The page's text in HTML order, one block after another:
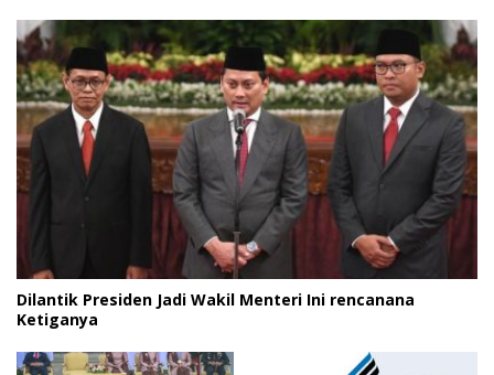
Dilantik Presiden Jadi Wakil Menteri Ini rencanana
Ketiganya